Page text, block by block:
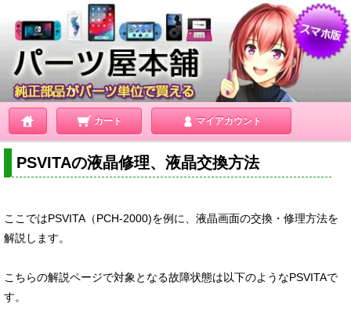
カート マイアカウント
PSVITAの液晶修理、液晶交換方法
ここではPSVITA（PCH-2000)を例に、液晶画面の交換・修理方法を
解説します。
こちらの解説ページで対象となる故障状態は以下のようなPSVITAで
す。